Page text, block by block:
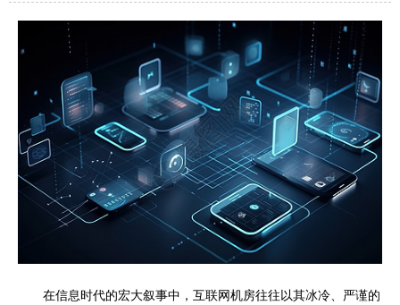
在信息时代的宏大叙事中，互联网机房往往以其冰冷、严谨的